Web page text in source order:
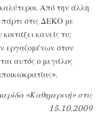
Από την άλλη
στις ΔΕΚΟ με
κανείς τις
εργαζομένων στον
αυτός ο μεγάλος
«Καθημερινή» στις
15.10.2009